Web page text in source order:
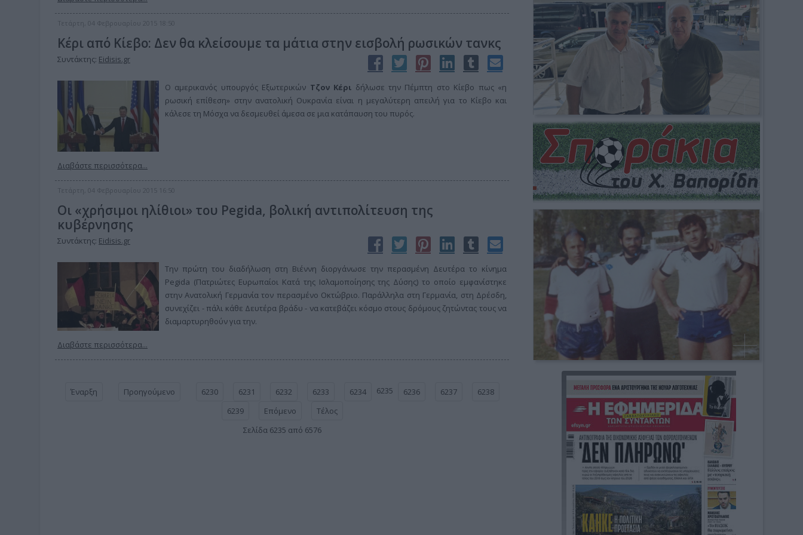
Τετάρτη, 04 Φεβρουαρίου 2015 18:50
Κέρι από Κίεβο: Δεν θα κλείσουμε τα μάτια στην εισβολή ρωσικών τανκς
Συντάκτης: Eidisis.gr
Ο αμερικανός υπουργός Εξωτερικών Τζον Κέρι δήλωσε την Πέμπτη στο Κίεβο πως «η
ρωσική επίθεση» στην ανατολική Ουκρανία είναι η μεγαλύτερη απειλή για το Κίεβο και
κάλεσε τη Μόσχα να δεσμευθεί άμεσα σε μια κατάπαυση του πυρός.
Διαβάστε περισσότερα...
Τετάρτη, 04 Φεβρουαρίου 2015 16:50
Οι «χρήσιμοι ηλίθιοι» του Pegida, βολική αντιπολίτευση της
κυβέρνησης
Συντάκτης: Eidisis.gr
Την πρώτη του διαδήλωση στη Βιέννη διοργάνωσε την περασμένη Δευτέρα το κίνημα
Pegida (Πατριώτες Ευρωπαίοι Κατά της Ισλαμοποίησης της Δύσης) το οποίο εμφανίστηκε
στην Ανατολική Γερμανία τον περασμένο Οκτώβριο. Παράλληλα στη Γερμανία, στη Δρέσδη,
συνεχίζει - πάλι κάθε Δευτέρα βράδυ - να κατεβάζει κόσμο στους δρόμους ζητώντας τους να
διαμαρτυρηθούν για την.
Διαβάστε περισσότερα...
Έναρξη Προηγούμενο 6230 6231 6232 6233 6234 6235 6236 6237
6238
6239
Επόμενο
Τέλος
Σελίδα 6235 από 6576